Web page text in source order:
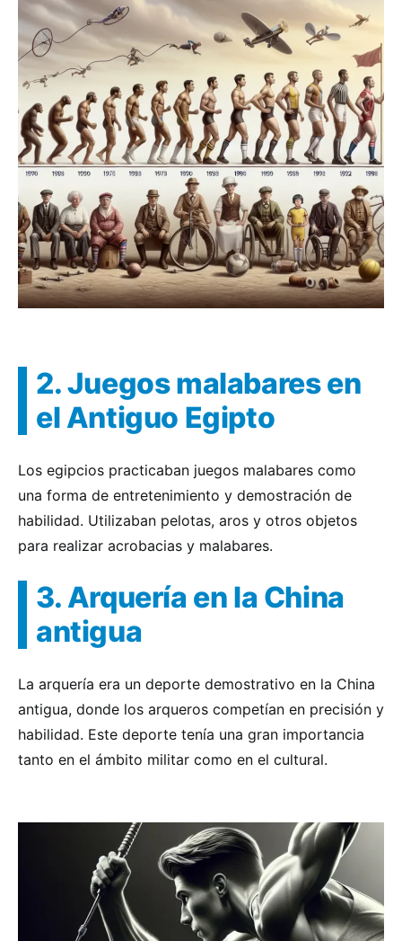
2. Juegos malabares en
el Antiguo Egipto
Los egipcios practicaban juegos malabares como
una forma de entretenimiento y demostración de
habilidad. Utilizaban pelotas, aros y otros objetos
para realizar acrobacias y malabares.
3. Arquería en la China
antigua
La arquería era un deporte demostrativo en la China
antigua, donde los arqueros competían en precisión y
habilidad. Este deporte tenía una gran importancia
tanto en el ámbito militar como en el cultural.